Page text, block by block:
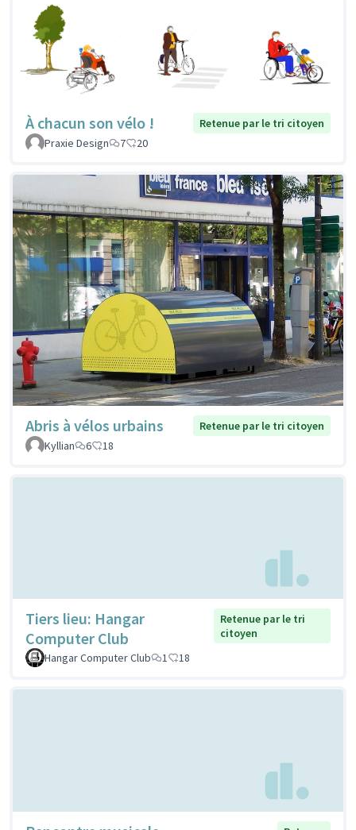
À chacun son vélo !
Retenue par le tri citoyen
Praxie Design
7 20
Abris à vélos urbains
Retenue par le tri citoyen
Kyllian
6 18
Tiers lieu: Hangar
Computer Club
Retenue par le tri
citoyen
Hangar Computer Club
1 18